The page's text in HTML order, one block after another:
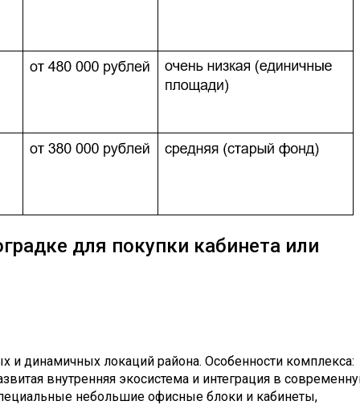
для покупки кабинета или
динамичных локаций района. Особенности комплекса:
внутренняя экосистема и интеграция в
небольшие офисные блоки и кабинеты,